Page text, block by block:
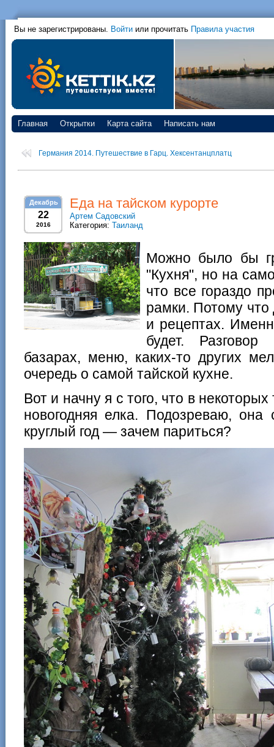
Вы не зарегистрированы. Войти или прочитать Правила участия
Главная Открытки Карта сайта Написать нам
Германия 2014. Путешествие в Гарц. Хексентанцплатц
Декабрь
22
2016
Еда на тайском курорте
Артем Садовский
Категория: Таиланд
Можно было бы
"Кухня", но на
что все гораздо
рамки. Потому что
и рецептах.
будет.
базарах, меню, каких-то других
очередь о самой тайской кухне.
Вот и начну я с того, что в
новогодняя елка. Подозреваю,
круглый год — зачем париться?